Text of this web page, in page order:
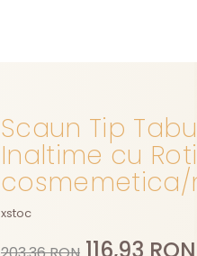
Scaun Tip
Inaltime cu
xstoc
116,93 RON